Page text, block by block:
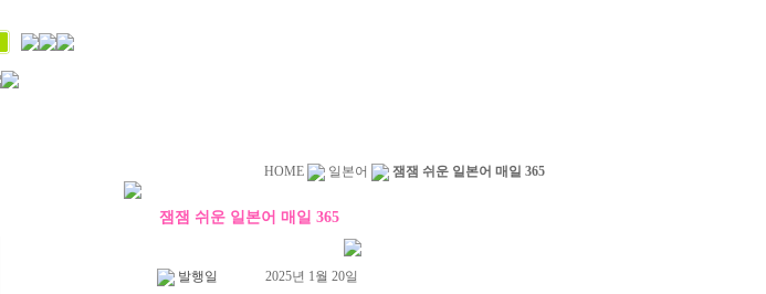
HOME 일본어 잼잼 쉬운 일본어 매일 365
잼잼 쉬운 일본어 매일 365
발행일 2025년 1월 20일